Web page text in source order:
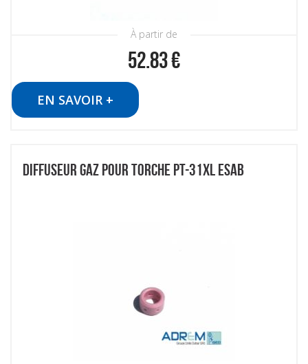
À partir de
52.83€
EN SAVOIR +
DIFFUSEUR GAZ POUR TORCHE PT-31XL ESAB